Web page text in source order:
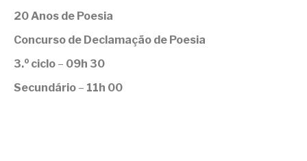
20 Anos de Poesia
Concurso de Declamação de Poesia
3.o ciclo – 09h 30
Secundário – 11h 00